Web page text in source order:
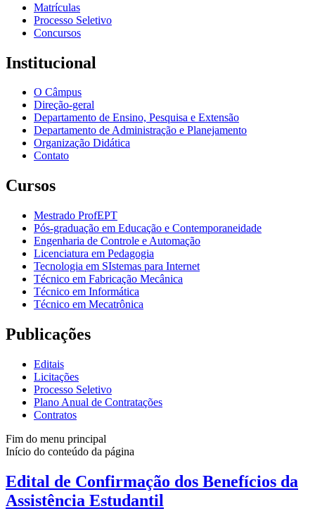
Matrículas
Processo Seletivo
Concursos
Institucional
O Câmpus
Direção-geral
Departamento de Ensino, Pesquisa e Extensão
Departamento de Administração e Planejamento
Organização Didática
Contato
Cursos
Mestrado ProfEPT
Pós-graduação em Educação e Contemporaneidade
Engenharia de Controle e Automação
Licenciatura em Pedagogia
Tecnologia em SIstemas para Internet
Técnico em Fabricação Mecânica
Técnico em Informática
Técnico em Mecatrônica
Publicações
Editais
Licitações
Processo Seletivo
Plano Anual de Contratações
Contratos
Fim do menu principal
Início do conteúdo da página
Edital de Confirmação dos Benefícios da
Assistência Estudantil